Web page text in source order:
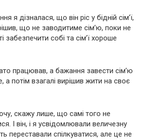
я дізналася, що він ріс у бідній сім’ї,
що не заводитиме сім’ю, поки не
собі та сім’ї хороше
працював, а бажання завести сім’ю
а потім взагалі вирішив жити на своє
скажу лише, що самі того не
І він, і я усвідомлювали величезну
переставали спілкуватися, але це не